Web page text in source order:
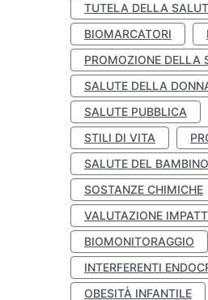
TUTELA DELLA
BIOMARCATORI
PROMOZIONE DELLA
SALUTE DELLA
SALUTE PUBBLICA
STILI DI VITA
SALUTE DEL BAMBINO
SOSTANZE CHIMICHE
VALUTAZIONE
BIOMONITORAGGIO
INTERFERENTI
OBESITÀ INFANTILE